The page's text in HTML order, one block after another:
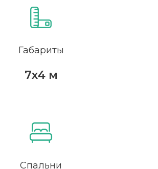
Габариты
7х4 м
Спальни